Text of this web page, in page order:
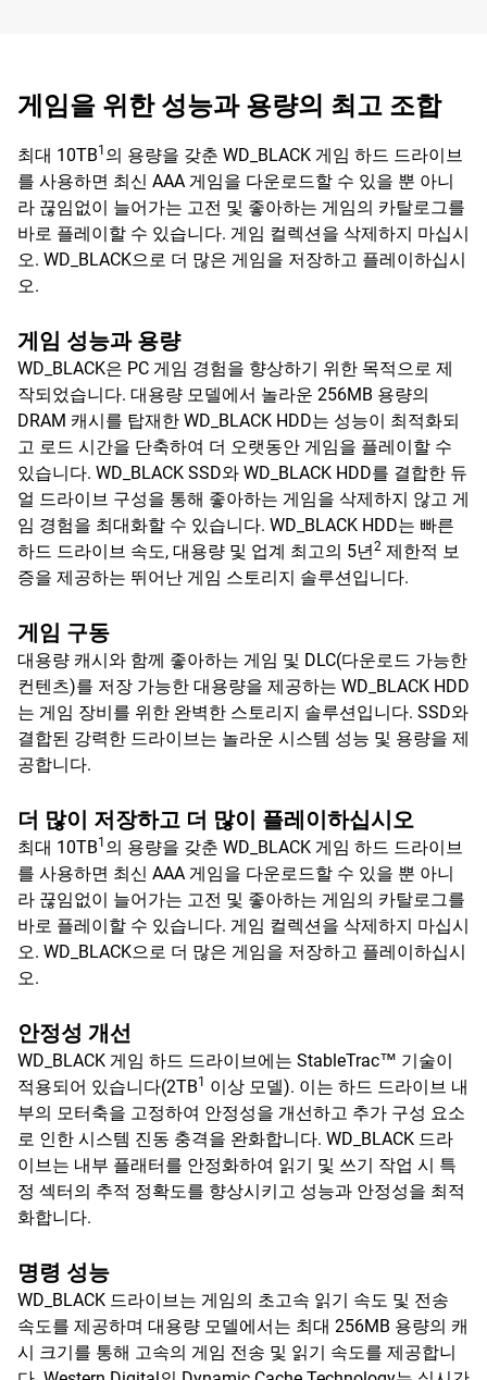
게임을 위한 성능과 용량의 최고 조합
최대 10TB1 의 용량을 갖춘 WD_BLACK 게임 하드 드라이브
를 사용하면 최신 AAA 게임을 다운로드할 수 있을 뿐 아니
라 끊임없이 늘어가는 고전 및 좋아하는 게임의 카탈로그를
바로 플레이할 수 있습니다. 게임 컬렉션을 삭제하지 마십시
오. WD_BLACK으로 더 많은 게임을 저장하고 플레이하십시
오.
게임 성능과 용량
WD_BLACK은 PC 게임 경험을 향상하기 위한 목적으로 제
작되었습니다. 대용량 모델에서 놀라운 256MB 용량의
DRAM 캐시를 탑재한 WD_BLACK HDD는 성능이 최적화되
고 로드 시간을 단축하여 더 오랫동안 게임을 플레이할 수
있습니다. WD_BLACK SSD와 WD_BLACK HDD를 결합한 듀
얼 드라이브 구성을 통해 좋아하는 게임을 삭제하지 않고 게
임 경험을 최대화할 수 있습니다. WD_BLACK HDD는 빠른
하드 드라이브 속도, 대용량 및 업계 최고의 5년2 제한적 보
증을 제공하는 뛰어난 게임 스토리지 솔루션입니다.
게임 구동
대용량 캐시와 함께 좋아하는 게임 및 DLC(다운로드 가능한
컨텐츠)를 저장 가능한 대용량을 제공하는 WD_BLACK HDD
는 게임 장비를 위한 완벽한 스토리지 솔루션입니다. SSD와
결합된 강력한 드라이브는 놀라운 시스템 성능 및 용량을 제
공합니다.
더 많이 저장하고 더 많이 플레이하십시오
최대 10TB1 의 용량을 갖춘 WD_BLACK 게임 하드 드라이브
를 사용하면 최신 AAA 게임을 다운로드할 수 있을 뿐 아니
라 끊임없이 늘어가는 고전 및 좋아하는 게임의 카탈로그를
바로 플레이할 수 있습니다. 게임 컬렉션을 삭제하지 마십시
오. WD_BLACK으로 더 많은 게임을 저장하고 플레이하십시
오.
안정성 개선
WD_BLACK 게임 하드 드라이브에는 StableTrac™ 기술이
적용되어 있습니다(2TB1
이상 모델). 이는 하드 드라이브 내
부의 모터축을 고정하여 안정성을 개선하고 추가 구성 요소
로 인한 시스템 진동 충격을 완화합니다. WD_BLACK 드라
이브는 내부 플래터를 안정화하여 읽기 및 쓰기 작업 시 특
정 섹터의 추적 정확도를 향상시키고 성능과 안정성을 최적
화합니다.
명령 성능
WD_BLACK 드라이브는 게임의 초고속 읽기 속도 및 전송
속도를 제공하며 대용량 모델에서는 최대 256MB 용량의 캐
시 크기를 통해 고속의 게임 전송 및 읽기 속도를 제공합니